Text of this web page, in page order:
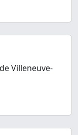
Villeneuve-